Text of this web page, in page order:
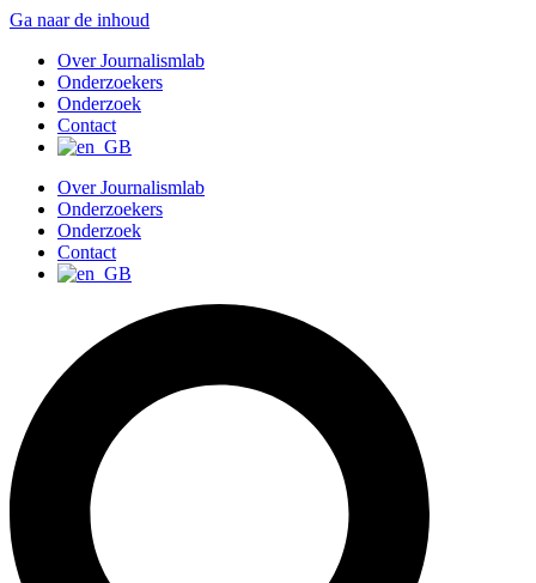
Ga naar de inhoud
Over Journalismlab
Onderzoekers
Onderzoek
Contact
Over Journalismlab
Onderzoekers
Onderzoek
Contact